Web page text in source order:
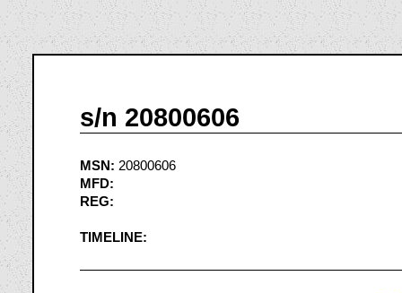
s/n 20800606
MSN: 20800606
MFD:
REG:
TIMELINE: